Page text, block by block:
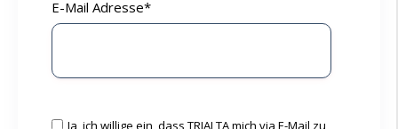
E-Mail Adresse*
Ja, ich willige ein, dass TRIALTA mich via E-Mail zu